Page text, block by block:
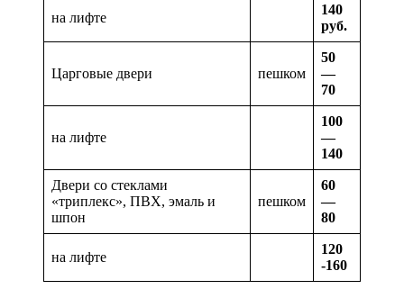
на лифте
140
руб.
Царговые двери пешком
50
—
70
на лифте
100
—
140
Двери со стеклами
«триплекс», ПВХ, эмаль и
шпон
пешком
60
—
80
на лифте
120
-160